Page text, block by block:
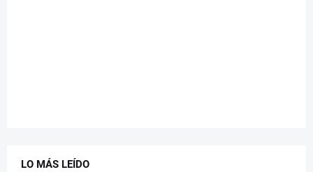
LO MÁS LEÍDO